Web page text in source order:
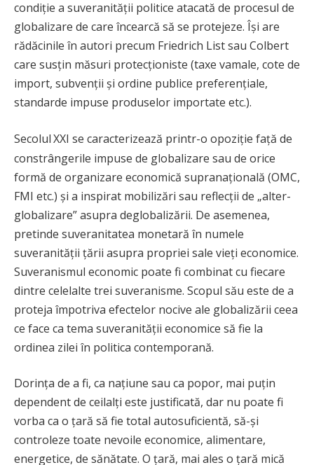
condiție a suveranității politice atacată de procesul de
globalizare de care încearcă să se protejeze. Își are
rădăcinile în autori precum Friedrich List sau Colbert
care susțin măsuri protecționiste (taxe vamale, cote de
import, subvenții și ordine publice preferențiale,
standarde impuse produselor importate etc.).
SecolulXXI se caracterizează printr-o opoziție față de
constrângerile impuse de globalizare sau de orice
formă de organizare economică supranațională (OMC,
FMI etc.) și a inspirat mobilizări sau reflecții de „alter-
globalizare” asupra deglobalizării. De asemenea,
pretinde suveranitatea monetară în numele
suveranității țării asupra propriei sale vieți economice.
Suveranismul economic poate fi combinat cu fiecare
dintre celelalte trei suveranisme. Scopul său este de a
proteja împotriva efectelor nocive ale globalizării ceea
ce face ca tema suveranității economice să fie la
ordinea zilei în politica contemporană.
Dorința de a fi, ca națiune sau ca popor, mai puțin
dependent de ceilalți este justificată, dar nu poate fi
vorba ca o țară să fie total autosuficientă, să-și
controleze toate nevoile economice, alimentare,
energetice, de sănătate. O țară, mai ales o țară mică